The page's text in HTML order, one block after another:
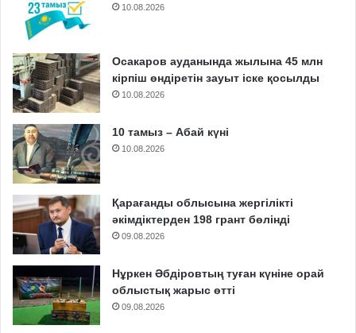
10.08.2026
Осакаров ауданында жылына 45 млн
кірпіш өндіретін зауыт іске қосылды
10.08.2026
10 тамыз – Абай күні
10.08.2026
Қарағанды облысына жергілікті
әкімдіктерден 198 грант бөлінді
09.08.2026
Нұркен Әбдіровтың туған күніне орай
облыстық жарыс өтті
09.08.2026